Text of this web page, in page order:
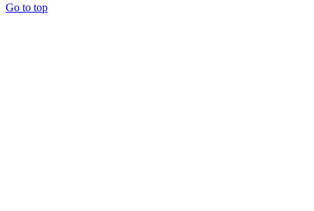
Go to top